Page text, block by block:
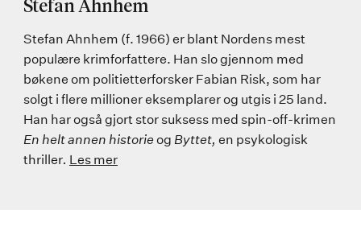
Stefan Ahnhem
Stefan Ahnhem (f. 1966) er blant Nordens mest
populære krimforfattere. Han slo gjennom med
bøkene om politietterforsker Fabian Risk, som har
solgt i flere millioner eksemplarer og utgis i 25 land.
Han har også gjort stor suksess med spin-off-krimen
En helt annen historieog Byttet, en psykologisk
thriller. Les mer